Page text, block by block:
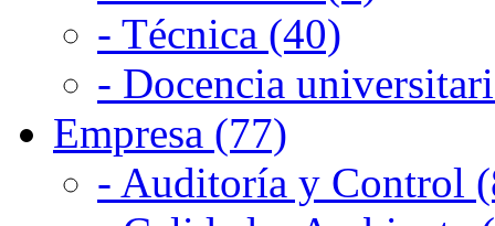
- Técnica (40)
- Docencia
Empresa (77)
- Auditoría y Control